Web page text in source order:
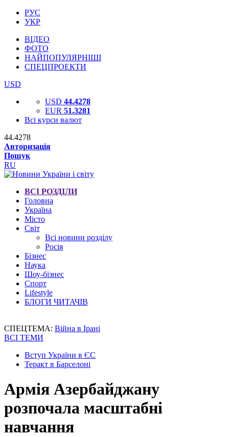
РУС
УКР
ВІДЕО
ФОТО
НАЙПОПУЛЯРНІШІ
СПЕЦПРОЕКТИ
USD
USD 44.4278
EUR 51.3281
Всі курси валют
44.4278
Авторизація
Пошук
RU
ВСІ РОЗДІЛИ
Головна
Україна
Місто
Світ
Всі новини розділу
Росія
Бізнес
Наука
Шоу-бізнес
Спорт
Lifestyle
БЛОГИ ЧИТАЧІВ
СПЕЦТЕМА: Війна в Ірані
ВСІ ТЕМИ
Вступ України в ЄС
Теракт в Барселоні
Армія Азербайджану
розпочала масштабні
навчання